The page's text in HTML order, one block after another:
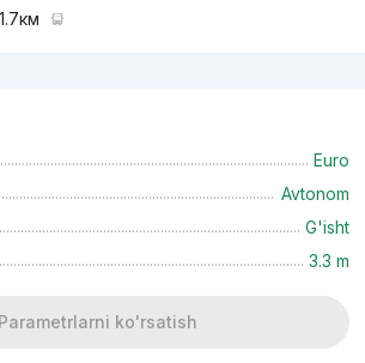
Euro
Avtonom
G'isht
3.3 m
Parametrlarni ko'rsatish